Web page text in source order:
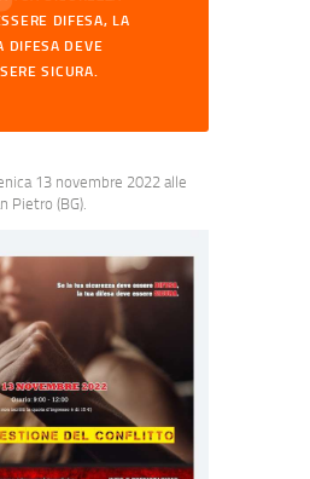
DIFESA, LA
DIFESA DEVE
SICURA.
13 novembre 2022 alle
Pietro (BG).